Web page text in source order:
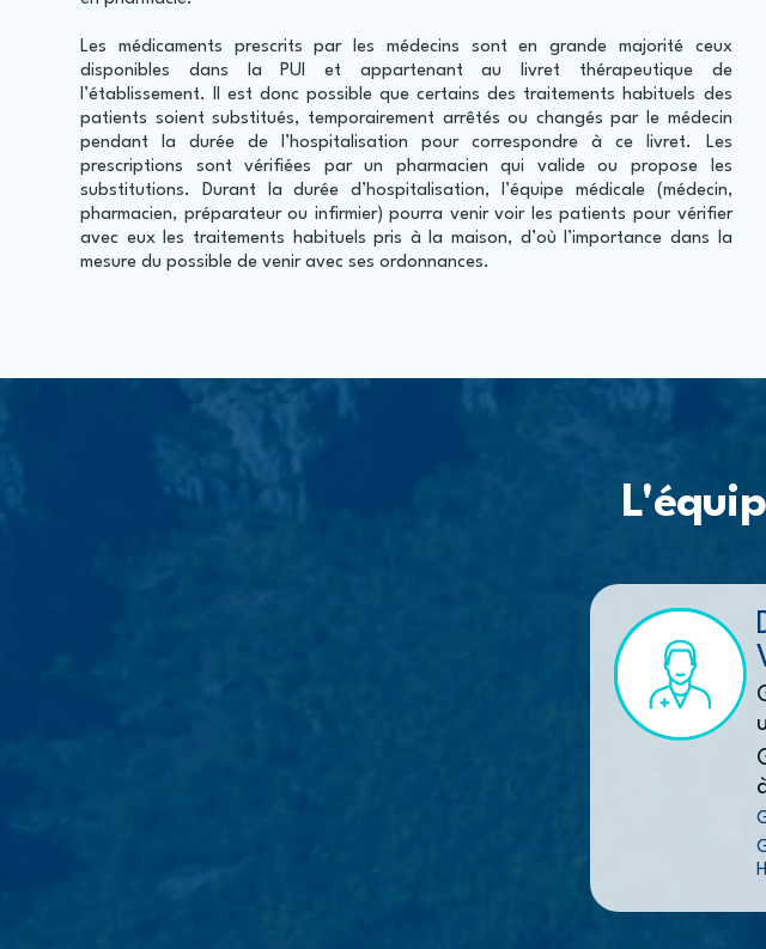
Les médicaments prescrits par les médecins sont en grande majorité ceux
disponibles dans la PUI et appartenant au livret thérapeutique de
l’établissement. Il est donc possible que certains des traitements habituels des
patients soient substitués, temporairement arrêtés ou changés par le médecin
pendant la durée de l’hospitalisation pour correspondre à ce livret. Les
prescriptions sont vérifiées par un pharmacien qui valide ou propose les
substitutions. Durant la durée d’hospitalisation, l’équipe médicale (médecin,
pharmacien, préparateur ou infirmier) pourra venir voir les patients pour vérifier
avec eux les traitements habituels pris à la maison, d’où l’importance dans la
mesure du possible de venir avec ses ordonnances.